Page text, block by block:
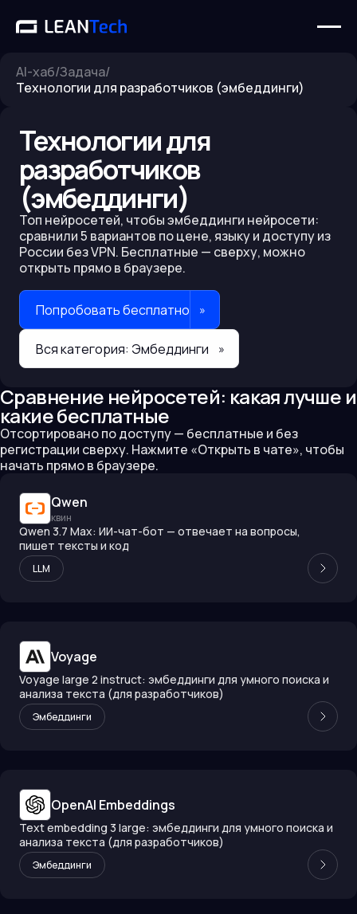
AI-хаб/Задача/
Технологии для разработчиков (эмбеддинги)
Технологии для
разработчиков
(эмбеддинги)
Топ нейросетей, чтобыэмбеддинги нейросети:
сравнили5 вариантов по цене, языку и доступу из
России без VPN. Бесплатные — сверху, можно
открыть прямо в браузере.
Попробовать бесплатно »
Вся категория: Эмбеддинги »
Сравнение нейросетей: какая лучше и
какие бесплатные
Отсортировано по доступу — бесплатные и без
регистрации сверху. Нажмите «Открыть в чате», чтобы
начать прямо в браузере.
Qwen
квин
Qwen 3.7 Max: ИИ-чат-бот — отвечает на вопросы,
пишет тексты и код
LLM
Voyage
Voyage large 2 instruct: эмбеддинги для умного поиска и
анализа текста (для разработчиков)
Эмбеддинги
OpenAI Embeddings
Text embedding 3 large: эмбеддинги для умного поиска и
анализа текста (для разработчиков)
Эмбеддинги